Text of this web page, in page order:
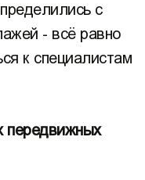
с
- всё равно
к специалистам
передвижных